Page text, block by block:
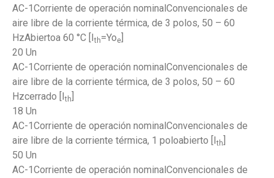
AC-1Corriente de operación nominalConvencionales de
aire libre de la corriente térmica, de 3 polos, 50 – 60
HzAbiertoa 60 °C [Ith=Yoe
20 Un
AC-1Corriente de operación nominalConvencionales de
aire libre de la corriente térmica, de 3 polos, 50 – 60
Hzcerrado [Ith
18 Un
AC-1Corriente de operación nominalConvencionales de
aire libre de la corriente térmica, 1 poloabierto [Ith
50 Un
AC-1Corriente de operación nominalConvencionales de